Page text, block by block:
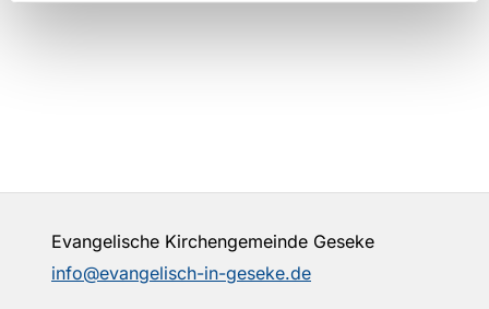
Evangelische Kirchengemeinde Geseke
info@evangelisch-in-geseke.de